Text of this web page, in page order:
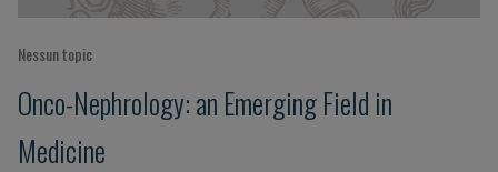
Nessun topic
Onco-Nephrology: an Emerging Field in
Medicine